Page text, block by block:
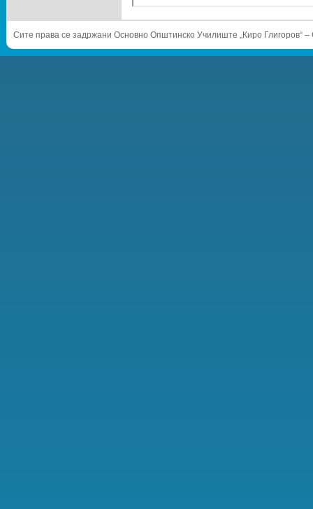
Сите права се задржани Основно Општинско Училиште „Киро Глигоров“ –